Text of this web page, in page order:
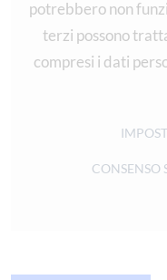
potrebbero non
terzi possono
compresi i dati
CONSENSO